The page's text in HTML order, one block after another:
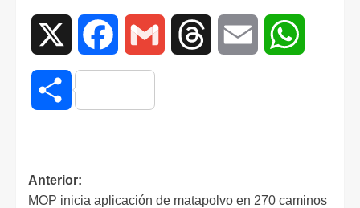
Facebook Gmail Threads Email
Compartir
Anterior:
MOP inicia aplicación de matapolvo en 270 caminos